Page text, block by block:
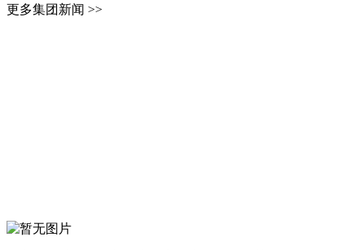
更多集团新闻 >>